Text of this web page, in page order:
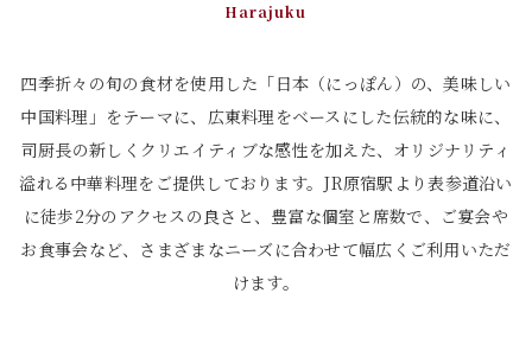
Harajuku
四季折々の旬の食材を使用した「日本（にっぽん）の、美味しい
中国料理」をテーマに、 広東料理をベースにした伝統的な味に、
司厨長の新しくクリエイティブな感性を加えた、オリジナリティ
溢れる中華料理を ご提供しております。JR原宿駅より表参道沿い
に徒歩2分のアクセスの良さと、豊富な個室と席数で、 ご宴会や
お食事会など、さまざまなニーズに合わせて幅広くご利用いただ
けます。